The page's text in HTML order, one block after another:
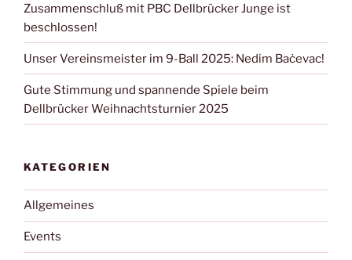
Zusammenschluß mit PBC Dellbrücker Junge ist
beschlossen!
Unser Vereinsmeister im 9-Ball 2025: Nedim Baċevac!
Gute Stimmung und spannende Spiele beim
Dellbrücker Weihnachtsturnier 2025
KATEGORIEN
Allgemeines
Events